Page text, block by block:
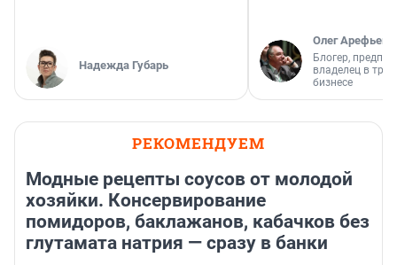
Надежда Губарь
Олег Арефьев
Блогер,
владелец в
бизнесе
РЕКОМЕНДУЕМ
Модные рецепты соусов от молодой
хозяйки. Консервирование
помидоров, баклажанов, кабачков без
глутамата натрия — сразу в банки